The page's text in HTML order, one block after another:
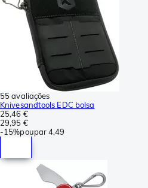
55 avaliações
Knivesandtools EDC bolsa
25,46 €
29,95 €
-15%poupar4,49